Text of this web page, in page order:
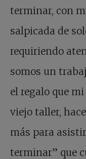
terminar, con
salpicada de
requiriendo
somos un
el regalo que
viejo taller,
más para
terminar” que